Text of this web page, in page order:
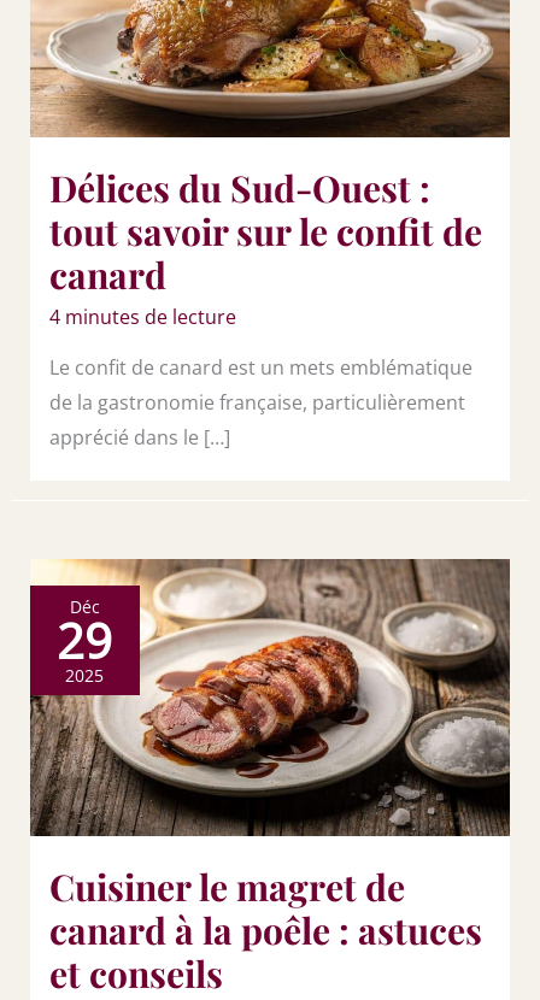
Délices du Sud-Ouest :
tout savoir sur le confit de
canard
4 minutes de lecture
Le confit de canard est un mets emblématique
de la gastronomie française, particulièrement
apprécié dans le […]
Déc
29
2025
Cuisiner le magret de
canard à la poêle : astuces
et conseils